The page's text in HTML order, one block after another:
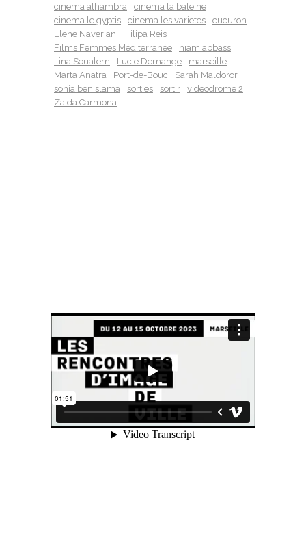
cinema alhambra
cinema la baleine
cinema le gyptis
cinema les varietes
cucuron
Elene Naveriani
Filipa Reis
Films Femmes Méditerranée
hiam abbass
Lina Soualem
Lucie Demange
marseille
Marta Anatra
Port-de-Bouc
Sarah Maldoror
sonia ben slama
sorties sortir
videodrome 2
Zaida Carmona